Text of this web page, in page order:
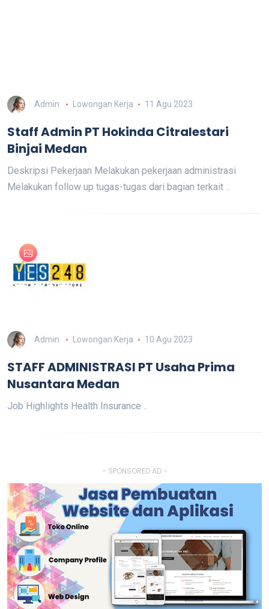
Admin Lowongan Kerja 11 Agu 2023
Staff Admin PT Hokinda Citralestari
Binjai Medan
Deskripsi Pekerjaan Melakukan pekerjaan administrasi
Melakukan follow up tugas-tugas dari bagian terkait ..
Admin Lowongan Kerja 10 Agu 2023
STAFF ADMINISTRASI PT Usaha Prima
Nusantara Medan
Job Highlights Health Insurance ..
- SPONSORED AD -